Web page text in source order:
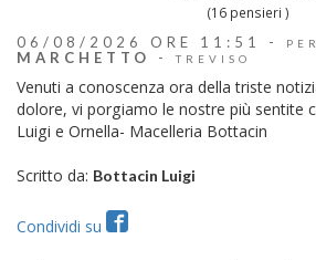
(16 pensieri )
06/08/2026 ORE 11:51 - PER
MARCHETTO
-TREVISO
Venuti a conoscenza ora della triste
dolore, vi porgiamo le nostre più sentite
Luigi e Ornella- Macelleria Bottacin
Scritto da: Bottacin Luigi
Condividi su